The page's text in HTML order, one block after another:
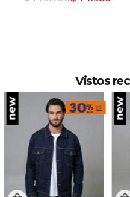
Vistos